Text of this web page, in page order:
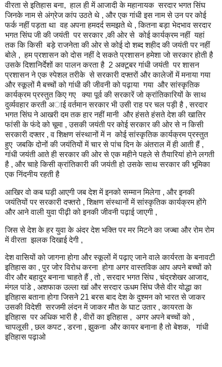
वीरता से इतिहास बना, हाल ही में आजादी के महानायक सरदार भगत सिंघ
जिनके नाम से अंग्रेज कांप उठते थे , और एक गांधी इस नाम से उन पर कोई
फर्क नहीं पड़ता था वह अपना हमदर्द समझते थे , कितना बड़ा भेदभाव सरदार
भगत सिंघ जी की जयंती पर सरकार ,की ओर से कोई कार्यक्रम नहीं यहां
तक कि किसी बड़े राजनेता की ओर से कोई दो शब्द शहीद की जयंती पर नहीं
बोले , हम प्रशासन को दोस नहीं दे सकते प्रशासन हमेशा जो सरकार होती है
उसके दिशानिर्देशों का पालन करता है 2 अक्टूबर गांधी जयंती पर शासन
प्रशासन ने एक स्पेशल तरीके से सरकारी दफ्तरों और कालेजों में मनाया गया
और स्कूलों मै बच्चों को गांधी की जीवनी को पढ़ाया गया और सांस्कृतिक
कार्यक्रम प्रस्तुत किए गए क्या पूर्व की सरकारें जो क्रांतिकारियों के साथ
दुर्व्यवहार करती अाई वर्तमान सरकार भी उसी राह पर चल पड़ी है , सरदार
भगत सिंघ ने आखरी दम तक हार नहीं मानी और हंसते हंसते देश की खातिर
फांसी के फंदे को चूमा , उसकी जयंती पर कोई सरकार की ओर से न किसी
सरकारी दफ्तर , व शिक्षण संस्थानों में न कोई सांस्कृतिक कार्यक्रम प्रस्तुत
हुए जबकि दोनों की जयंतियों में चार से पांच दिन के अंतराल में ही आती हैं ,
गांधी जयंती आते ही सरकार की ओर से एक महीने पहले से तैयारियां होने लगती
है , और चाहे किसी क्रांतिकारी की जयंती हो उसके साथ सरकार की भूमिका
एक निंदनीय रहती है
आखिर वो कब घड़ी आएगी जब देश में इनको सम्मान मिलेगा , और इनकी
जयंतियों पर सरकारी दफ्तरो , शिक्षण संस्थानों में सांस्कृतिक कार्यक्रम होंगे
और आने वाली युवा पीढ़ी को इनकी जीवनी पढ़ाई जाएगी ,
जिस से देश के हर युवा के अंदर देश भक्ति पर मर मिटने का जज्बा और रोम रोम
में वीरता झलक दिखाई देगी ,
देश वासियों को जागना होगा और स्कूलों में पढ़ाए जाने वाले कार्यरता के बनावटी
इतिहास का , पुर जोर विरोध करना होगा अगर वास्तविक आप अपने बच्चों को
वीर और बहादुर बनाना चाहते हैं , तो , सरदार भगत सिंघ , चंद्रशेखर आजाद,
मंगल पांडे , अशफाक उल्ला खां और सरदार ऊधम सिंघ जैसे वीर योद्धा का
इतिहास बताना होगा जिसने 21 बरस बाद देश के दुश्मन को भारत से जाकर
उसकी विदेशी सरजमी लंदन में जाकर मौत के घाट उतार , कायरता के
इतिहास पर अधिक भारी है , वीरों का इतिहास , अगर अपने बच्चों को ,
चापलूसी , छल कपट , डरना , झुकना और कायर बनाना है तो बेशक, गांधी
इतिहास पढ़ाओ